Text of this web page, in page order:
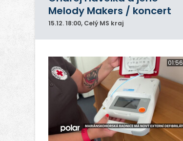
Melody Makers / koncert
15.12.18:00, Celý MS kraj
01:56